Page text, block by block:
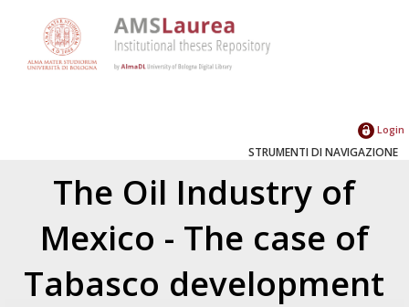
Login
STRUMENTI DI NAVIGAZIONE
The Oil Industry of
Mexico - The case of
Tabasco development